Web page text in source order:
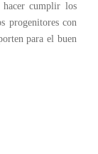
hacer cumplir los
progenitores con
para el buen